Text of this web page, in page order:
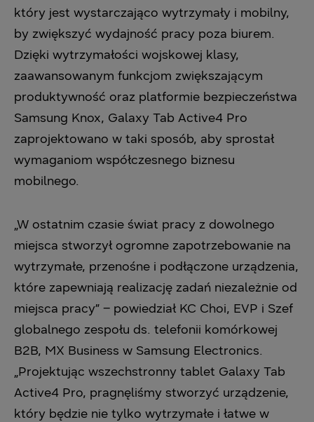
który jest wystarczająco wytrzymały i mobilny,
by zwiększyć wydajność pracy poza biurem.
Dzięki wytrzymałości wojskowej klasy,
zaawansowanym funkcjom zwiększającym
produktywność oraz platformie bezpieczeństwa
Samsung Knox, Galaxy Tab Active4 Pro
zaprojektowano w taki sposób, aby sprostał
wymaganiom współczesnego biznesu
mobilnego.
„W ostatnim czasie świat pracy z dowolnego
miejsca stworzył ogromne zapotrzebowanie na
wytrzymałe, przenośne i podłączone urządzenia,
które zapewniają realizację zadań niezależnie od
miejsca pracy” – powiedział KC Choi, EVP i Szef
globalnego zespołu ds. telefonii komórkowej
B2B, MX Business w Samsung Electronics.
„Projektując wszechstronny tablet Galaxy Tab
Active4 Pro, pragnęliśmy stworzyć urządzenie,
który będzie nie tylko wytrzymałe i łatwe w